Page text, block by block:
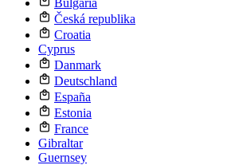
Česká republika
Croatia
Cyprus
Danmark
Deutschland
España
Estonia
France
Gibraltar
Guernsey